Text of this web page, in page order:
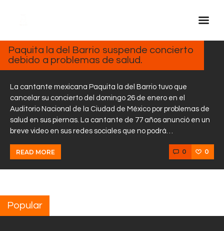
Inicio Real FM
En Vivo
Descarga La APP
Programas
Noticias
Equipo
Contactos
2025
Paquita la del Barrio suspende concierto
debido a problemas de salud.
La cantante mexicana Paquita la del Barrio tuvo que
cancelar su concierto del domingo 26 de enero en el
Auditorio Nacional de la Ciudad de México por problemas de
salud en sus piernas. La cantante de 77 años anunció en un
breve video en sus redes sociales que no podrá…
READ MORE 0 0
Popular